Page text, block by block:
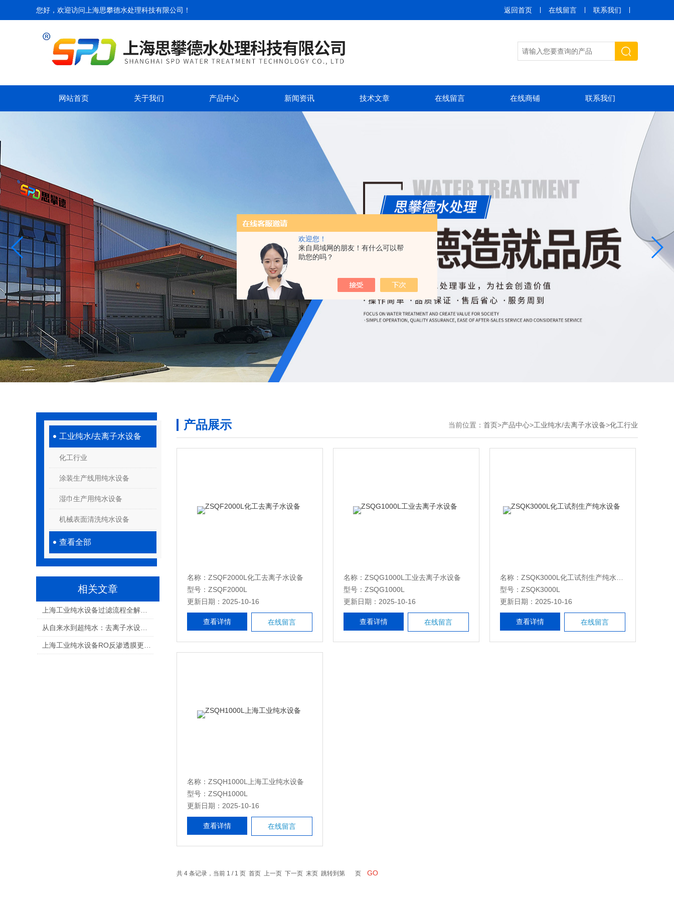
欢迎您！
来自局域网的朋友！有什么可以帮
助您的吗？
您好，欢迎访问 上海思攀德水处理科技有限公司 ！ 返回首页 在线留言 联系我们
网站首页 关于我们 产品中心 新闻资讯 技术文章 在线留言 在线商铺 联系我们
工业纯水/去离子水设备
化工行业
涂装生产线用纯水设备
湿巾生产用纯水设备
机械表面清洗纯水设备
查看全部
相关文章
产品展示 当前位置： 首页>产品中心>工业纯水/去离子水设备>化工行业
名称：ZSQF2000L化工去离子水设备
型号：ZSQF2000L
更新日期：2025-10-16
查看详情 在线留言
名称：ZSQG1000L工业去离子水设备
型号：ZSQG1000L
更新日期：2025-10-16
查看详情 在线留言
型号：ZSQK3000L
更新日期：2025-10-16
查看详情 在线留言
名称：ZSQH1000L上海工业纯水设备
型号：ZSQH1000L
更新日期：2025-10-16
查看详情 在线留言
共 4 条记录，当前 1 / 1 页 首页 上一页 下一页 末页 跳转到第 页